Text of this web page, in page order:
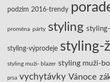
podzim 2016-trendy
proměna párty styling
styling-výprodeje styling-
styling muži- blazer styling muži-
prsa vychytávky Vánoce